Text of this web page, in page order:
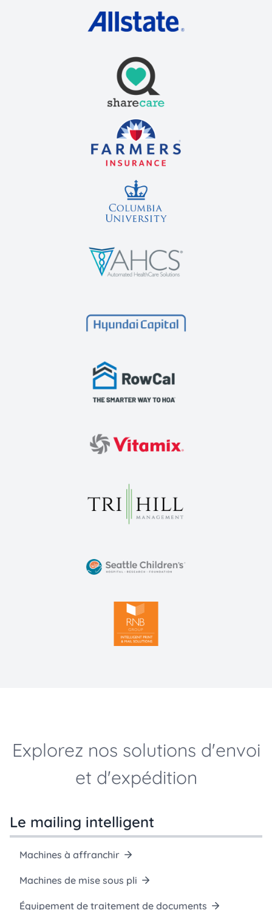
Explorez nos solutions d'envoi
et d'expédition
Le mailing intelligent
Machines à affranchir
Machines de mise sous pli
Équipement de traitement de documents